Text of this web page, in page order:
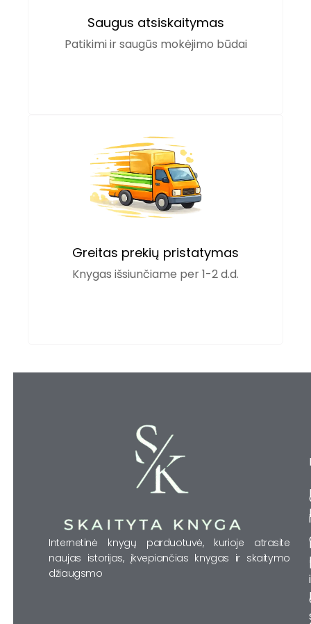
Saugus atsiskaitymas
Patikimi ir saugūs mokėjimo būdai
Greitas prekių pristatymas
Knygas išsiunčiame per 1-2 d.d.
Internetinė knygų parduotuvė, kurioje atrasite
naujas istorijas, įkvepiančias knygas ir skaitymo
džiaugsmo